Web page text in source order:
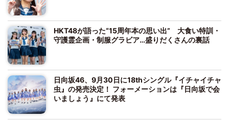
HKT48が語った“15周年本の思い出” 大食い特訓・
守護霊企画・制服グラビア…盛りだくさんの裏話
日向坂46、9月30日に18thシングル『イチャイチャ
虫』の発売決定！ フォーメーションは『日向坂で会
いましょう』にて発表